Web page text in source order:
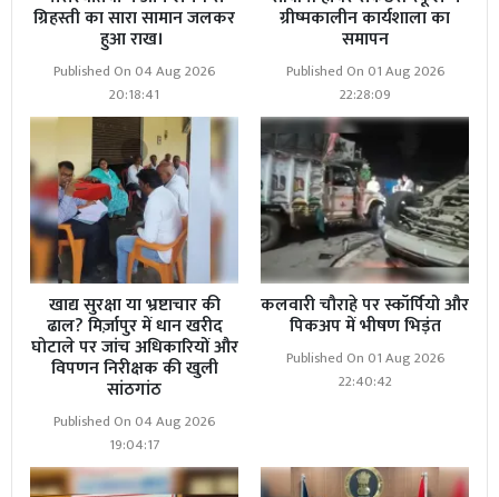
ग्रिहस्ती का सारा सामान जलकर
हुआ राख।
Published On 04 Aug 2026
20:18:41
ग्रीष्मकालीन कार्यशाला का
समापन
Published On 01 Aug 2026
22:28:09
खाद्य सुरक्षा या भ्रष्टाचार की
ढाल? मिर्ज़ापुर में धान खरीद
घोटाले पर जांच अधिकारियों और
विपणन निरीक्षक की खुली
सांठगांठ
Published On 04 Aug 2026
19:04:17
कलवारी चौराहे पर स्कॉर्पियो और
पिकअप में भीषण भिड़ंत
Published On 01 Aug 2026
22:40:42